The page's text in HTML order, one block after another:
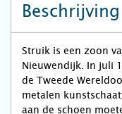
Beschrijving
Struik is een zoon
Nieuwendijk. In juli
de Tweede
metalen
aan de schoen